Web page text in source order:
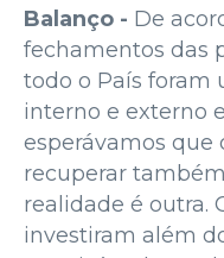
Balanço - De
fechamentos das
todo o País foram
interno e externo
esperávamos que
recuperar
realidade é outra.
investiram além